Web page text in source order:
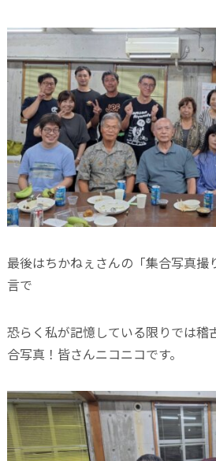
最後はちかねぇさんの「集合写真撮
言で
恐らく私が記憶している限りでは稽
合写真！皆さんニコニコです。